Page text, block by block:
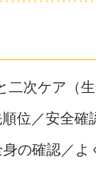
次ケア（
位／安全確
の確認／よ